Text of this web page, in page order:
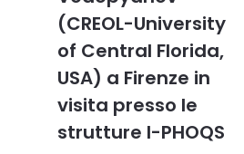
(CREOL-University
of Central Florida,
USA) a Firenze in
visita presso le
strutture I-PHOQS